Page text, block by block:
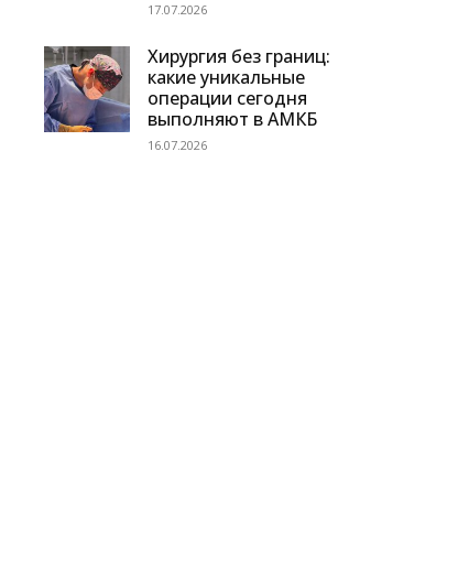
17.07.2026
Хирургия без границ:
какие уникальные
операции сегодня
выполняют в АМКБ
16.07.2026